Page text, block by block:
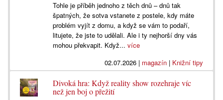
Tohle je příběh jednoho z těch dnů – dnů tak
špatných, že sotva vstanete z postele, kdy máte
problém vyjít z domu, a když se vám to podaří,
litujete, že jste to udělali. Ale i ty nejhorší dny vás
mohou překvapit. Když...více
02.07.2026| magazín| Knižní tipy
Divoká hra: Když reality show rozehraje víc
než jen boj o přežití